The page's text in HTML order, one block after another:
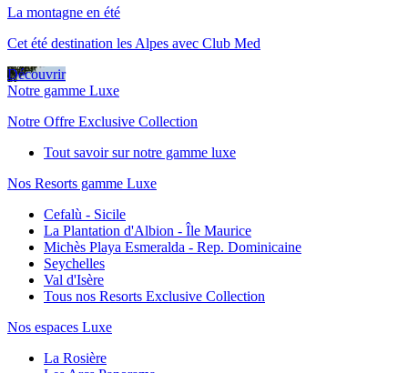
La montagne en été
Cet été destination les Alpes avec Club Med
Découvrir
Notre gamme Luxe
Notre Offre Exclusive Collection
Tout savoir sur notre gamme luxe
Nos Resorts gamme Luxe
Cefalù - Sicile
La Plantation d'Albion - Île Maurice
Michès Playa Esmeralda - Rep. Dominicaine
Seychelles
Val d'Isère
Tous nos Resorts Exclusive Collection
Nos espaces Luxe
La Rosière